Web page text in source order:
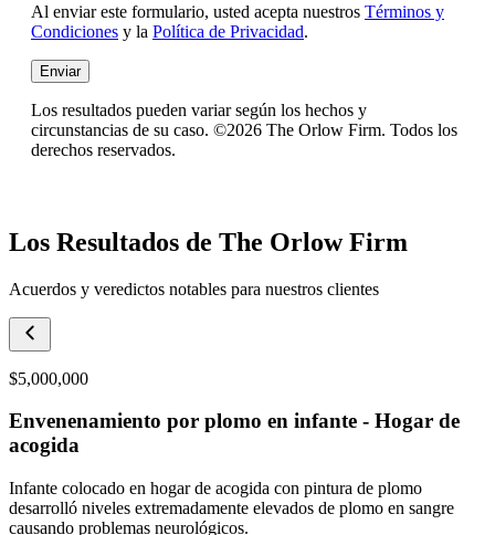
Al enviar este formulario, usted acepta nuestros Términos y
Condiciones y la Política de Privacidad.
Enviar
Los resultados pueden variar según los hechos y
circunstancias de su caso. ©2026 The Orlow Firm. Todos los
derechos reservados.
Los Resultados de The Orlow Firm
Acuerdos y veredictos notables para nuestros clientes
$5,000,000
Envenenamiento por plomo en infante - Hogar de
acogida
Infante colocado en hogar de acogida con pintura de plomo
desarrolló niveles extremadamente elevados de plomo en sangre
causando problemas neurológicos.